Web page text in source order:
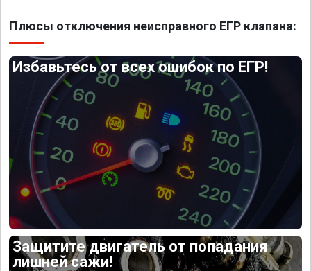
Плюсы отключения неисправного ЕГР клапана:
Избавьтесь от всех ошибок по ЕГР!
Защитите двигатель от попадания
лишней сажи!